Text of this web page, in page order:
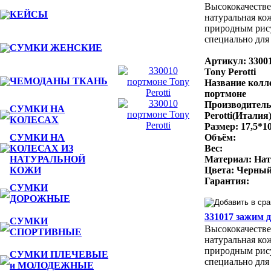
КЕЙСЫ
СУМКИ ЖЕНСКИЕ
ЧЕМОДАНЫ ТКАНЬ
СУМКИ НА
КОЛЕСАХ
СУМКИ НА
КОЛЕСАХ ИЗ
НАТУРАЛЬНОЙ
КОЖИ
СУМКИ
ДОРОЖНЫЕ
СУМКИ
СПОРТИВНЫЕ
СУМКИ ПЛЕЧЕВЫЕ
и МОЛОДЕЖНЫЕ
натуральная
природным
специально
Артикул:
Tony Perotti
Название
портмоне
Perotti(Италия)
Размер:
Объём:
Вес:
Материал:
Цвета:
Гарантия:
331017 зажим
натуральная
природным
специально